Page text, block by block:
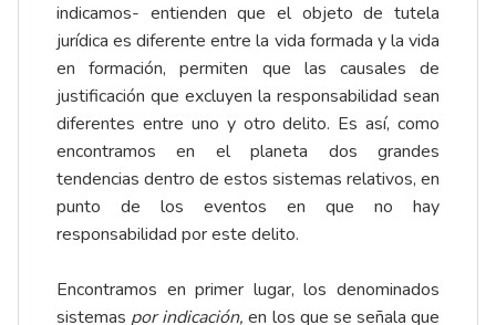
indicamos- entienden que el objeto de tutela
jurídica es diferente entre la vida formada y la vida
en formación, permiten que las causales de
justificación que excluyen la responsabilidad sean
diferentes entre uno y otro delito. Es así, como
encontramos en el planeta dos grandes
tendencias dentro de estos sistemas relativos, en
punto de los eventos en que no hay
responsabilidad por este delito.
Encontramos en primer lugar, los denominados
sistemas por indicación,en los que se señala que